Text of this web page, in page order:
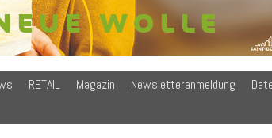
RETAIL Magazin Newsletteranmeldung